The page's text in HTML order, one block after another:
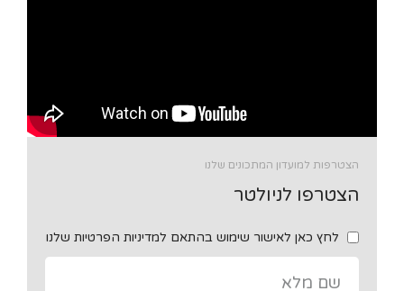
הצטרפות למועדון המתכונים שלנו
הצטרפו לניולטר
לחץ כאן לאישור שימוש בהתאם למדיניות הפרטיות שלנו